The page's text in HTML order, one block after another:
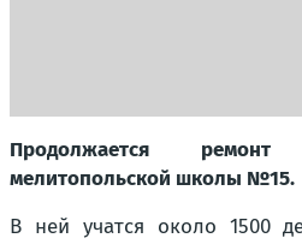
Продолжается
мелитопольской школы №15.
В ней учатся около 1500